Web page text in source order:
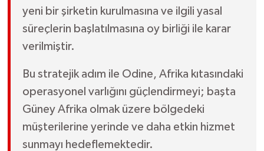
yeni bir şirketin kurulmasına ve ilgili yasal
süreçlerin başlatılmasına oy birliği ile karar
verilmiştir.
Bu stratejik adım ile Odine, Afrika kıtasındaki
operasyonel varlığını güçlendirmeyi; başta
Güney Afrika olmak üzere bölgedeki
müşterilerine yerinde ve daha etkin hizmet
sunmayı hedeflemektedir.